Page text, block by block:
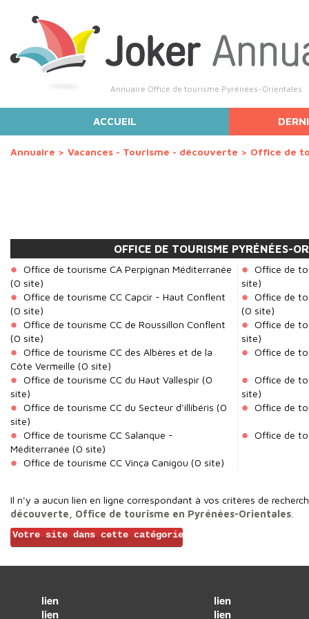
Annuaire Office de tourisme Pyrénées-Orientales
OFFICE DE TOURISME PYRÉNÉES-
ACCUEIL
Annuaire > Vacances - Tourisme - découverte > Office de
Office de tourisme CA Perpignan Méditerranée
(0 site)
Office de
site)
Office de tourisme CC Capcir - Haut Conflent
(0 site)
Office de
(0 site)
Office de tourisme CC de Roussillon Conflent
(0 site)
Office de
site)
Office de tourisme CC des Albères et de la
Côte Vermeille (0 site)
Office de
Office de tourisme CC du Haut Vallespir (0
site)
Office de
site)
Office de tourisme CC du Secteur d'illibéris (0
site)
Office de
Office de tourisme CC Salanque -
Méditerranée (0 site)
Office de
Office de tourisme CC Vinça Canigou (0 site)
Il n'y a aucun lien en ligne correspondant à vos critères de
découverte, Office de tourisme en Pyrénées-Orientales
Votre site dans cette catégorie
lien
lien
lien
lien